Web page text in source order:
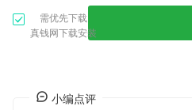
需优先下载
真钱网下载安装
小编点评